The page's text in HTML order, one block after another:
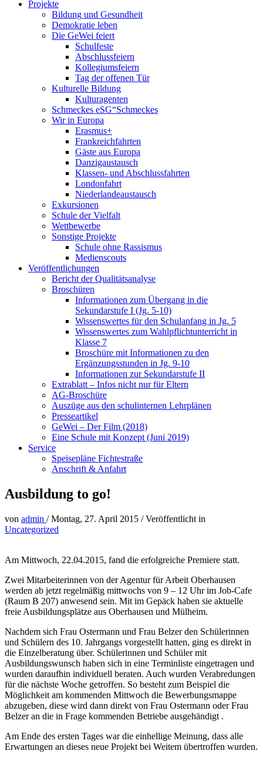
Projekte
Bildung und Gesundheit
Demokratie leben
Die GeWei feiert
Schulfeste
Abschlussfeiern
Kollegiumsfeiern
Tag der offenen Tür
Kulturelle Bildung
Kulturagenten
Schmeckes eSG“Schmeckes
Wir in Europa
Erasmus+
Frankreichfahrten
Gäste aus Europa
Danzigaustausch
Klassen- und Abschlussfahrten
Londonfahrt
Niederlandeaustausch
Exkursionen
Schule der Vielfalt
Wettbewerbe
Sonstige Projekte
Schule ohne Rassismus
Medienscouts
Veröffentlichungen
Bericht der Qualitätsanalyse
Broschüren
Informationen zum Übergang in die
Sekundarstufe I (Jg. 5-10)
Wissenswertes für den Schulanfang in Jg. 5
Wissenswertes zum Wahlpflichtunterricht in
Klasse 7
Broschüre mit Informationen zu den
Ergänzungsstunden in Jg. 9-10
Informationen zur Sekundarstufe II
Extrablatt – Infos nicht nur für Eltern
AG-Broschüre
Auszüge aus den schulinternen Lehrplänen
Presseartikel
GeWei – Der Film (2018)
Eine Schule mit Konzept (Juni 2019)
Service
Speisepläne Fichtestraße
Anschrift & Anfahrt
Ausbildung to go!
von admin /Montag, 27. April 2015 /Veröffentlicht in
Uncategorized
Am Mittwoch, 22.04.2015, fand die erfolgreiche Premiere statt.
Zwei Mitarbeiterinnen von der Agentur für Arbeit Oberhausen
werden ab jetzt regelmäßig mittwochs von 9 – 12 Uhr im Job-Cafe
(Raum B 207) anwesend sein. Mit im Gepäck haben sie aktuelle
freie Ausbildungsplätze aus Oberhausen und Mülheim.
Nachdem sich Frau Ostermann und Frau Belzer den Schülerinnen
und Schülern des 10. Jahrgangs vorgestellt hatten, ging es direkt in
die Einzelberatung über. Schülerinnen und Schüler mit
Ausbildungswunsch haben sich in eine Terminliste eingetragen und
wurden daraufhin individuell beraten. Auch wurden Verabredungen
für die nächste Woche getroffen. So besteht zum Beispiel die
Möglichkeit am kommenden Mittwoch die Bewerbungsmappe
abzugeben, diese wird dann direkt von Frau Ostermann oder Frau
Belzer an die in Frage kommenden Betriebe ausgehändigt .
Am Ende des ersten Tages war die einhellige Meinung, dass alle
Erwartungen an dieses neue Projekt bei Weitem übertroffen wurden.